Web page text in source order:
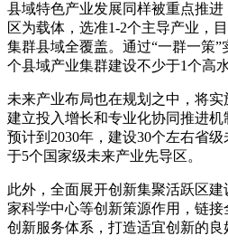
县域特色产业发展同样被重点推
区为载体，选准1-2个主导产业，
集群县域全覆盖。通过“一群一策”
个县域产业集群建设不少于1个高
未来产业布局也在规划之中，将实
建立投入增长和专业化协同推进机
预计到2030年，建设30个左右省
于5个国家级未来产业先导区。
此外，全面展开创新集聚活跃区
家科学中心等创新策源作用，链
创新服务体系，打造适宜创新的良